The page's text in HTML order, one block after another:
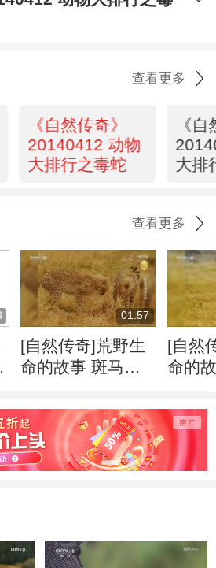
查看更多
《自然传奇》
20140412 动物
大排行之毒蛇
《
大排
查看更多
01:57
[自然传奇]荒野生
命的故事 斑马牛
动物带来一场盛宴
[自然
命的
千里